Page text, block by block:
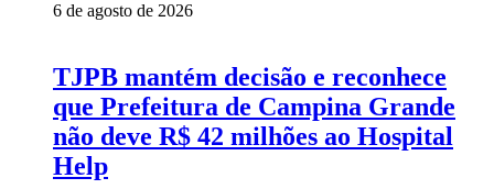
6 de agosto de 2026
TJPB mantém decisão e reconhece
que Prefeitura de Campina Grande
não deve R$ 42 milhões ao Hospital
Help